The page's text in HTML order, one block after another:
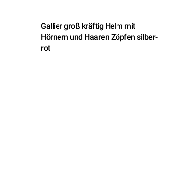
Gallier groß kräftig Helm mit
Hörnern und Haaren Zöpfen silber-
rot